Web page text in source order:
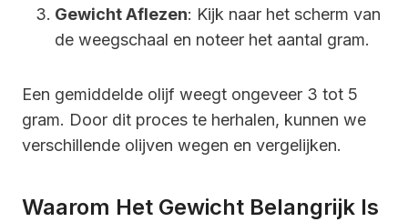
Gewicht Aflezen: Kijk naar het scherm van
de weegschaal en noteer het aantal gram.
Een gemiddelde olijf weegt ongeveer 3 tot 5
gram. Door dit proces te herhalen, kunnen we
verschillende olijven wegen en vergelijken.
Waarom Het Gewicht Belangrijk Is